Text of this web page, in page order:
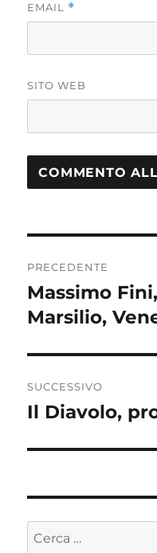
EMAIL *
SITO WEB
articoli
PRECEDENTE
Articolo
precedente:
Massimo
Marsilio,
SUCCESSIVO
Articolo
Il Diavolo,
Cerca: